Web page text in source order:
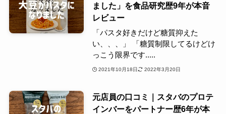
ました」を食品研究歴9年が本音
レビュー
「パスタ好きだけど糖質抑えた
い、、、」 「糖質制限してるけどけ
っこう限界です.....
2021年10月18日 2022年3月20日
元店員の口コミ｜スタバのプロテ
インバーをパートナー歴6年が本